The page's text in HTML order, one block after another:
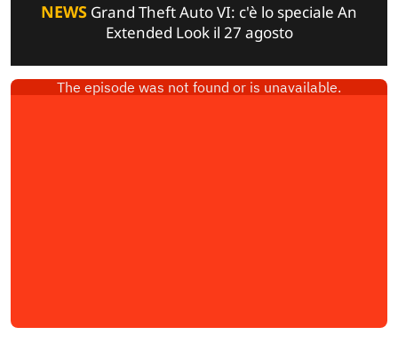
NEWS Grand Theft Auto VI: c'è lo speciale An
Extended Look il 27 agosto